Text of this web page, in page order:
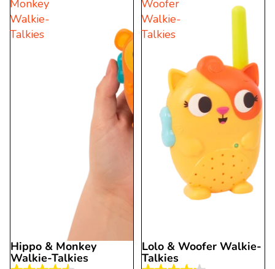
15
Bewertungen
14
Bewertungen
Monkey
Walkie-
Talkies
Hippo & Monkey
Walkie-Talkies
Woofer
Walkie-
Talkies
Lolo & Woofer Walkie-
Talkies